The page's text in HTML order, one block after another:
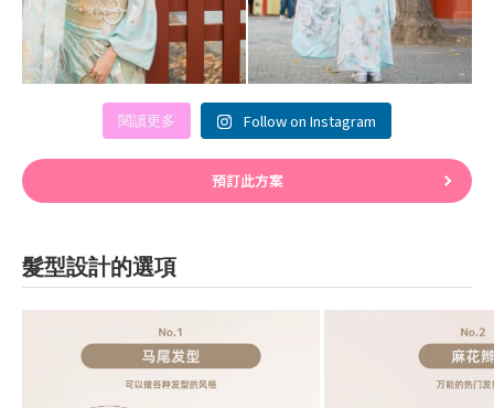
閱讀更多 Follow on Instagram
預訂此方案
髮型設計的選項